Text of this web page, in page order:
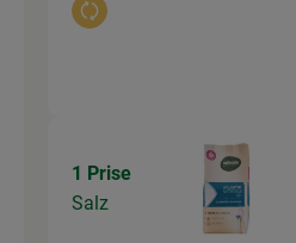
Auswahl ändern
1 Prise
Salz